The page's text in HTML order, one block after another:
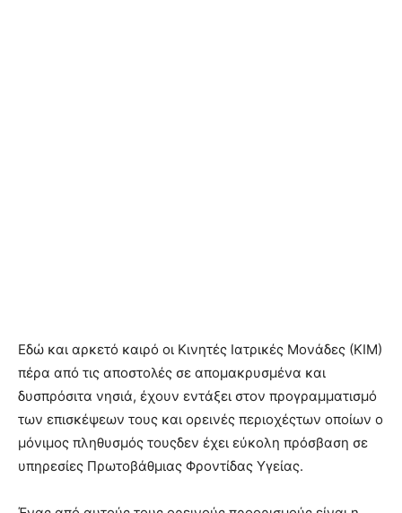
Εδώ και αρκετό καιρό οι Κινητές Ιατρικές Μονάδες (ΚΙΜ)
πέρα από τις αποστολές σε απομακρυσμένα και
δυσπρόσιτα νησιά, έχουν εντάξει στον προγραμματισμό
των επισκέψεων τους και ορεινές περιοχέςτων οποίων ο
μόνιμος πληθυσμός τουςδεν έχει εύκολη πρόσβαση σε
υπηρεσίες Πρωτοβάθμιας Φροντίδας Υγείας.